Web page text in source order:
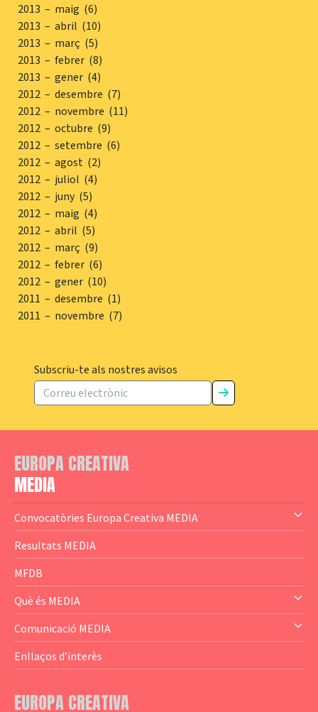
2013 – maig (6)
2013 – abril (10)
2013 – març (5)
2013 – febrer (8)
2013 – gener (4)
2012 – desembre (7)
2012 – novembre (11)
2012 – octubre (9)
2012 – setembre (6)
2012 – agost (2)
2012 – juliol (4)
2012 – juny (5)
2012 – maig (4)
2012 – abril (5)
2012 – març (9)
2012 – febrer (6)
2012 – gener (10)
2011 – desembre (1)
2011 – novembre (7)
Subscriu-te als nostres avisos
EUROPA CREATIVA
MEDIA
Convocatòries Europa Creativa MEDIA
— Content Cluster
— Business Cluster
— Audience Cluster
— Altres
Resultats MEDIA
MFDB
Què és MEDIA
— El subprograma MEDIA
— Agència Executiva
Comunicació MEDIA
— Estrenes a Catalunya
Enllaços d’interès
EUROPA CREATIVA